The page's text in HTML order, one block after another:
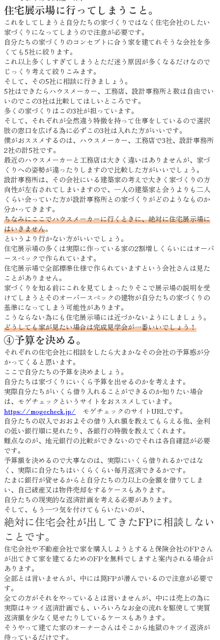
住宅展示場に行ってしまうこと。
これをしてしまうと自分たちの家づくりではなく住宅会社のしたい
家づくりになってしまうので注意が必要です。
自分たちの家づくりのコンセプトに合う家を建てれそうな会社を多
くても5社に絞ります。
これ以上多くしすぎてしまうとただ迷う原因が多くなるだけなので
じっくり考えて絞りこみます。
そして、その5社に相談に行きましょう。
5社はできたらハウスメーカー、工務店、設計事務所と数は自由でい
いのでこの3社は比較してほしいところです。
多くの家づくりはこの3社が担っています。
そして、それぞれが全然違う特徴を持って仕事をしているので選択
肢の窓口を広げる為に必ずこの3社は入れた方がいいです。
僕がおススメするのは、ハウスメーカー、工務店で3社、設計事務所
2社の計5社です。
最近のハウスメーカーと工務店は大きく違いはありませんが、家づ
くりへの姿勢が違ったりしますので比較した方がいいでしょう。
設計事務所は、その会社にいる建築家の考えで大きく家づくりの方
向性が左右されてしまいますので、一人の建築家と会うよりも二人
くらい会っていた方が設計事務所との家づくりがどのようなものか
分かってきます。
ちなみにここでハウスメーカーに行くときに、絶対に住宅展示場に
はいきません。
というより行かない方がいいでしょう。
住宅展示場の多くは実際に作っている家の2割増しくらいにはオーバ
ースペックで作られています。
住宅展示場で全部標準仕様で作られていますという会社さんは見た
ことがありません。
家づくりを知る前にこれを見てしまったりそこで展示場の説明を受
けてしまうとそのオーバースペックの建物が自分たちの家づくりの
基準になってしまう可能性があります。
こうならない為にも住宅展示場には近づかないようにしましょう。
どうしても家が見たい場合は完成見学会が一番いいでしょう！
④予算を決める。
それぞれの住宅会社に相談をしたら大まかなその会社の予算感が分
かってくると思います。
ここで自分たちの予算を決めましょう。
自分たちは家づくりにいくら予算を出せるのかを考えます。
実際自分たちがいくら借り入れることができるのか知りたい場合
は、モゲチェックというサイトをおススメしています。
https://mogecheck.jp/ モゲチェックのサイトURLです。
自分たちの収入でおおよその借り入れ額を教えてもらえる他、金利
の低い銀行順に見れたり、各銀行の特徴を教えてくれます。
難点なのが、地元銀行の比較ができないのでそれは各自確認が必要
です。
予算額を決めるので大事なのは、実際にいくら借りれるかではな
く、実際に自分たちはいくらくらい毎月返済できるかです。
たまに銀行が貸せるからと自分たちの力以上の金額を借りてしま
い、自己破産又は物件売却をするケースもあります。
自分たちの現実的な返済計画を考える必要があります。
そして、もう一つ気を付けてもらいたいのが、
絶対に住宅会社が出してきたFPに相談しない
ことです。
住宅会社や不動産会社で家を購入しようとすると保険会社のFPさん
が出てきて家を建てるためのFPを無料でしますと案内される場合が
あります。
全部とは言いませんが、中には罠FPが潜んでいるので注意が必要で
す。
全ての方がそれをやっているとは言いませんが、中には売上の為に
実際はキツイ返済計画でも、いろいろなお金の流れを駆使して実質
返済額を少なく見せたりしているケースもあります。
そうやって建てた家のオーナーさんはそこから地獄のキツイ返済が
待っているだけです。